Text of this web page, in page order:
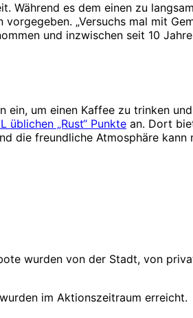
es dem einen zu
„Versuchs mal mit
und inzwischen seit 10
um einen Kaffee zu trinken
üblichen „Rust“ Punkte an. Dort
die freundliche Atmosphäre
wurden von der Stadt, von
im Aktionszeitraum erreicht.